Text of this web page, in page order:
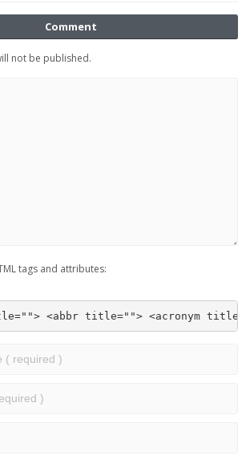
Comment
not be published.
tags and attributes:
<abbr title=""> <acronym